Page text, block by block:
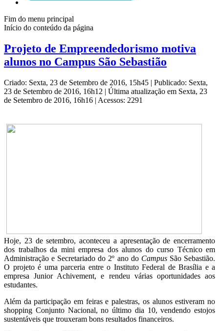
Fim do menu principal
Início do conteúdo da página
Projeto de Empreendedorismo motiva
alunos no Campus São Sebastião
Criado: Sexta, 23 de Setembro de 2016, 15h45 | Publicado: Sexta,
23 de Setembro de 2016, 16h12 | Última atualização em Sexta, 23
de Setembro de 2016, 16h16 | Acessos: 2291
Hoje, 23 de setembro, aconteceu a apresentação de encerramento
dos trabalhos da mini empresa dos alunos do curso Técnico em
Administração e Secretariado do 2º ano do CampusSão Sebastião.
O projeto é uma parceria entre o Instituto Federal de Brasília e a
empresa Junior Achivement, e rendeu várias oportunidades aos
estudantes.
Além da participação em feiras e palestras, os alunos estiveram no
shopping Conjunto Nacional, no último dia 10, vendendo estojos
sustentáveis que trouxeram bons resultados financeiros.